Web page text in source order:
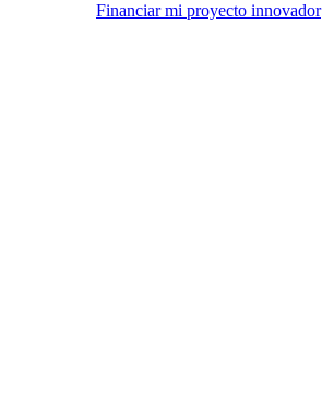
Financiar mi proyecto innovador